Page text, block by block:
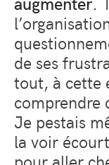
de ses
tout, à cette
comprendre
Je pestais
la voir